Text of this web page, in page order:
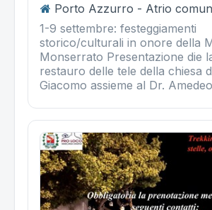
Porto Azzurro - Atrio
1-9 settembre: festeggiamenti
storico/culturali in onore della
Monserrato Presentazione die
restauro delle tele della chiesa
Giacomo assieme al Dr.